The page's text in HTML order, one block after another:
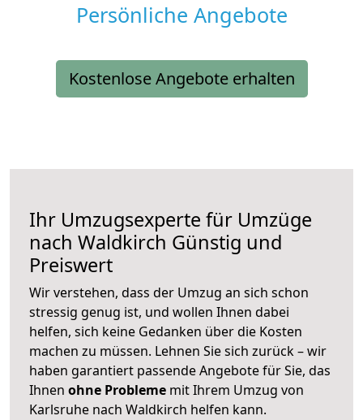
Persönliche Angebote
Kostenlose Angebote erhalten
Ihr Umzugsexperte für Umzüge
nach Waldkirch Günstig und
Preiswert
Wir verstehen, dass der Umzug an sich schon
stressig genug ist, und wollen Ihnen dabei
helfen, sich keine Gedanken über die Kosten
machen zu müssen. Lehnen Sie sich zurück – wir
haben garantiert passende Angebote für Sie, das
Ihnen ohne Probleme mit Ihrem Umzug von
Karlsruhe nach Waldkirch helfen kann.